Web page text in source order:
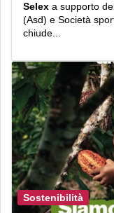
Selex a supporto
(Asd) e Società
chiude...
Sostenibilità